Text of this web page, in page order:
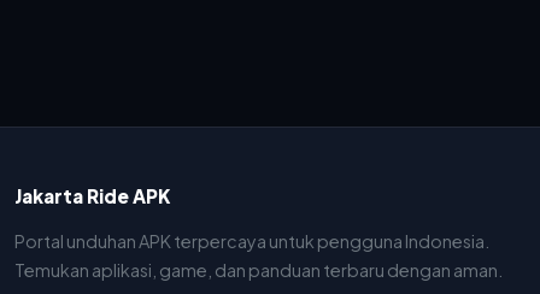
Jakarta Ride APK
Portal unduhan APK terpercaya untuk pengguna Indonesia.
Temukan aplikasi, game, dan panduan terbaru dengan aman.